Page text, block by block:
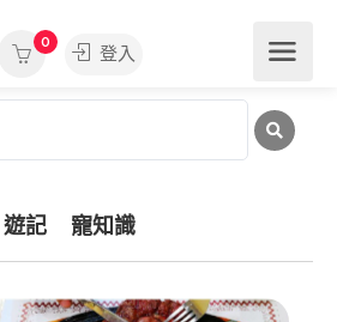
0
登入
遊記 寵知識